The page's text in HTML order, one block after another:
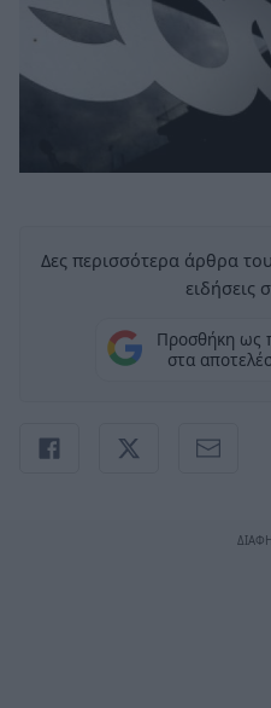
Δες περισσότερα άρθρα
ειδήσεις
Προσθήκη ως
στα